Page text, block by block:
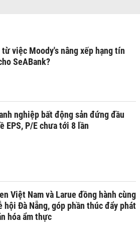
việc Moody's nâng xếp hạng tín
SeABank?
nghiệp bất động sản đứng đầu
EPS, P/E chưa tới 8 lần
Việt Nam và Larue đồng hành cùng
hội Đà Nẵng, góp phần thúc đẩy phát
hóa ẩm thực